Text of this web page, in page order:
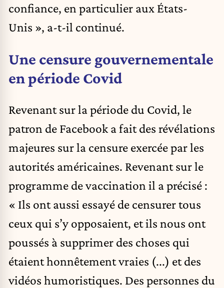
confiance, en particulier aux États-
Unis », a-t-il continué.
Une censure gouvernementale
en période Covid
Revenant sur la période du Covid, le
patron de Facebook a fait des révélations
majeures sur la censure exercée par les
autorités américaines. Revenant sur le
programme de vaccination il a précisé :
« Ils ont aussi essayé de censurer tous
ceux qui s’y opposaient, et ils nous ont
poussés à supprimer des choses qui
étaient honnêtement vraies (...) et des
vidéos humoristiques. Des personnes du